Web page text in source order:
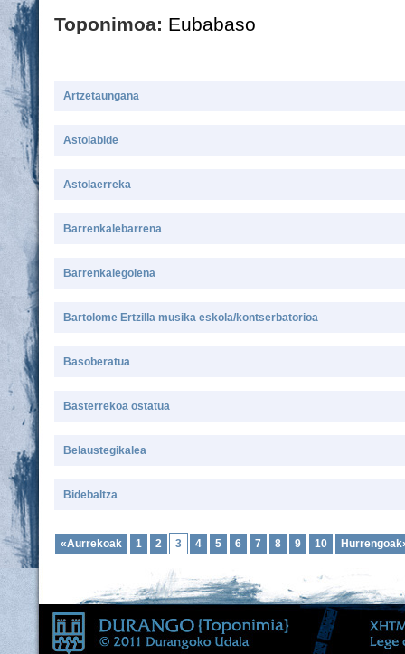
Toponimoa: Eubabaso
Artzetaungana
Astolabide
Astolaerreka
Barrenkalebarrena
Barrenkalegoiena
Bartolome Ertzilla musika eskola/kontserbatorioa
Basoberatua
Basterrekoa ostatua
Belaustegikalea
Bidebaltza
«Aurrekoak 1 2 3 4 5 6 7 8 9 10